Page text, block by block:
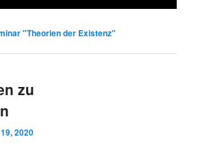
"Theorien der Existenz"
zu
2020